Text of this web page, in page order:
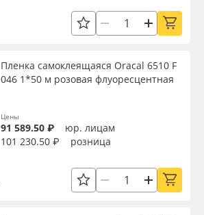
Пленка самоклеящаяся Oracal 6510 F
046 1*50 м розовая флуоресцентная
Цены
91 589.50 ₽
юр. лицам
101 230.50 ₽
розница